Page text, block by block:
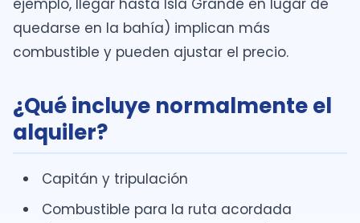
ejemplo, llegar hasta Isla Grande en lugar de
quedarse en la bahía) implican más
combustible y pueden ajustar el precio.
¿Qué incluye normalmente el
alquiler?
Capitán y tripulación
Combustible para la ruta acordada